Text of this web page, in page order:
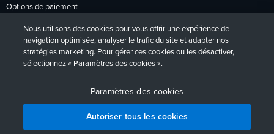
Essai gratuit Acheter
Options de paiement
Politique de retour
DeutschFrançais Español日本語
Nous utilisons des cookies pour vous offrir une expérience de
navigation optimisée, analyser le trafic du site et adapter nos
stratégies marketing. Pour gérer ces cookies ou les désactiver,
sélectionnez « Paramètres des cookies ».
Paramètres des cookies
Autoriser tous les cookies